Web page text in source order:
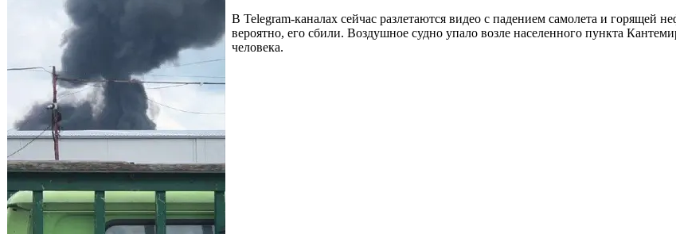
В Telegram-каналах сейчас разлетаются видео с падением самолета и
вероятно, его сбили. Воздушное судно упало возле населенного пункта
человека.